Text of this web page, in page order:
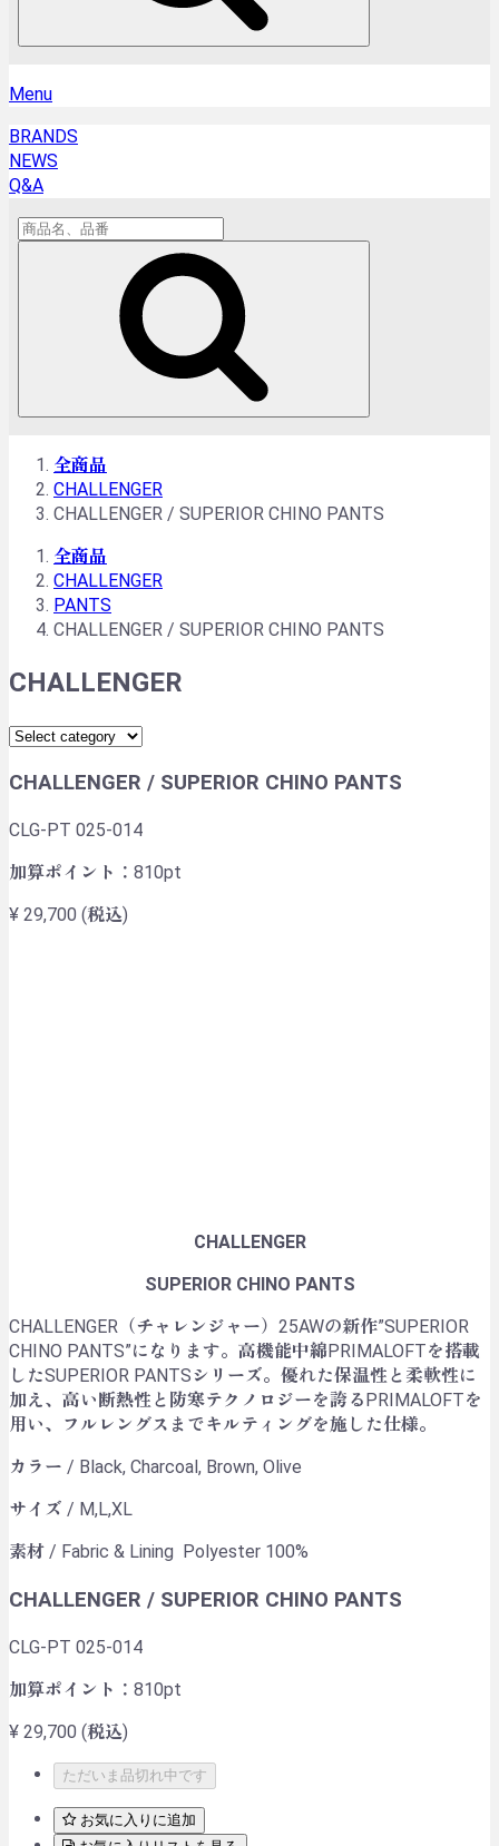
Menu
BRANDS
NEWS
Q&A
全商品
CHALLENGER
CHALLENGER / SUPERIOR CHINO PANTS
全商品
CHALLENGER
PANTS
CHALLENGER / SUPERIOR CHINO PANTS
CHALLENGER
CHALLENGER / SUPERIOR CHINO PANTS
CLG-PT 025-014
加算ポイント： 810pt
¥ 29,700 (税込)
CHALLENGER
SUPERIOR CHINO PANTS
CHALLENGER（チャレンジャー）25AWの新作”SUPERIOR
CHINO PANTS”になります。高機能中綿PRIMALOFTを搭載
したSUPERIOR PANTSシリーズ。優れた保温性と柔軟性に
加え、高い断熱性と防寒テクノロジーを誇るPRIMALOFTを
用い、フルレングスまでキルティングを施した仕様。
カラー / Black, Charcoal, Brown, Olive
サイズ / M,L,XL
素材 / Fabric & Lining Polyester 100%
CHALLENGER / SUPERIOR CHINO PANTS
CLG-PT 025-014
加算ポイント： 810pt
¥ 29,700 (税込)
ただいま品切れ中です
お気に入りに追加